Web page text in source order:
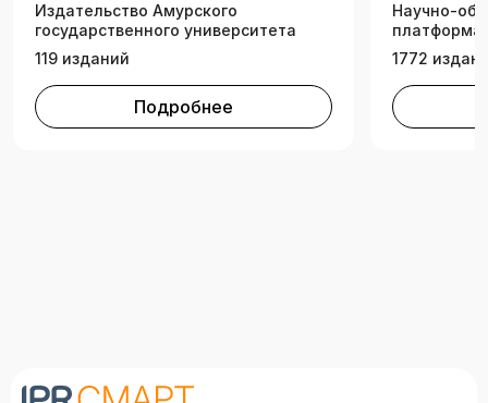
Издательство Амурского
государственного университета
119 изданий
Подробнее
Научно-
платформа
1772